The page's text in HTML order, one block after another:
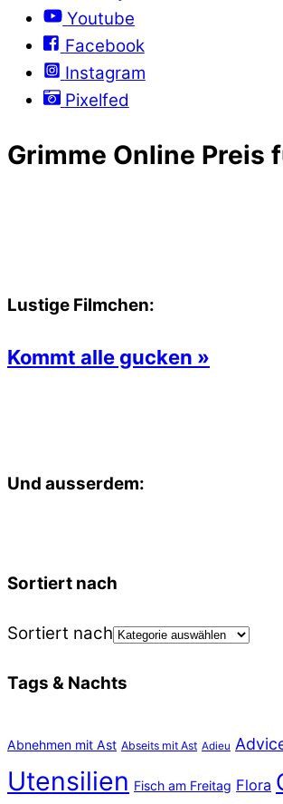
Youtube
Facebook
Instagram
Pixelfed
Grimme Online Preis
Lustige Filmchen:
Kommt alle gucken »
Und ausserdem:
Sortiert nach
Sortiert nach
Tags & Nachts
Abnehmen mit Ast Abseits mit Ast Adieu
Utensilien Fisch am Freitag Flora